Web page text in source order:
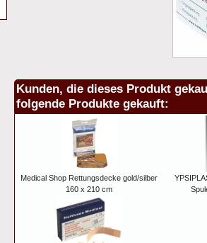
Kunden, die dieses Produkt
folgende Produkte gekauft:
Medical Shop Rettungsdecke gold/silber
160 x 210 cm